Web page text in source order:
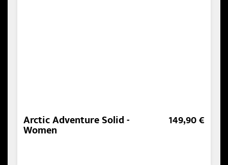
Arctic Adventure Solid -
Women
149,90 €